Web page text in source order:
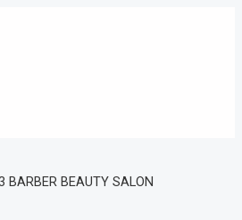
BARBER BEAUTY SALON